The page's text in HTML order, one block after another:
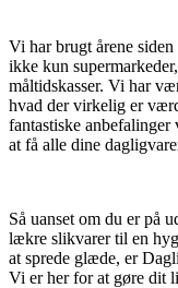
Vi har brugt årene
ikke kun
måltidskasser. Vi har
hvad der virkelig er
fantastiske
at få alle dine
Så uanset om du er på
lækre slikvarer til en
at sprede glæde, er
Vi er her for at gøre dit